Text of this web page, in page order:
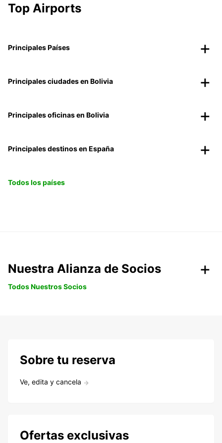
Top Airports
Principales Países
Principales ciudades en Bolivia
Principales oficinas en Bolivia
Principales destinos en España
Todos los países
Nuestra Alianza de Socios
Todos Nuestros Socios
Sobre tu reserva
Ve, edita y cancela
Ofertas exclusivas